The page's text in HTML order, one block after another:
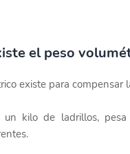
el peso
existe para compensar
un kilo de ladrillos,